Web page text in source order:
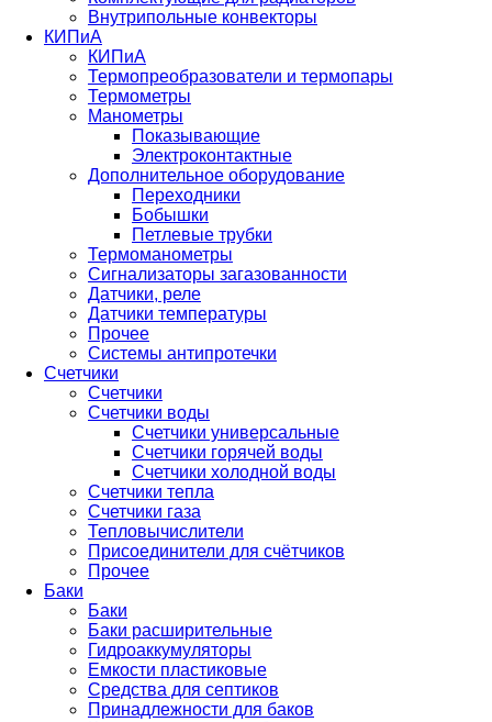
Внутрипольные конвекторы
КИПиА
КИПиА
Термопреобразователи и термопары
Термометры
Манометры
Показывающие
Электроконтактные
Дополнительное оборудование
Переходники
Бобышки
Петлевые трубки
Термоманометры
Сигнализаторы загазованности
Датчики, реле
Датчики температуры
Прочее
Системы антипротечки
Счетчики
Счетчики
Счетчики воды
Счетчики универсальные
Счетчики горячей воды
Счетчики холодной воды
Счетчики тепла
Счетчики газа
Тепловычислители
Присоединители для счётчиков
Прочее
Баки
Баки
Баки расширительные
Гидроаккумуляторы
Емкости пластиковые
Средства для септиков
Принадлежности для баков